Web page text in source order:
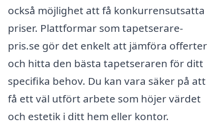
också möjlighet att få konkurrensutsatta
priser. Plattformar som tapetserare-
pris.se gör det enkelt att jämföra offerter
och hitta den bästa tapetseraren för ditt
specifika behov. Du kan vara säker på att
få ett väl utfört arbete som höjer värdet
och estetik i ditt hem eller kontor.